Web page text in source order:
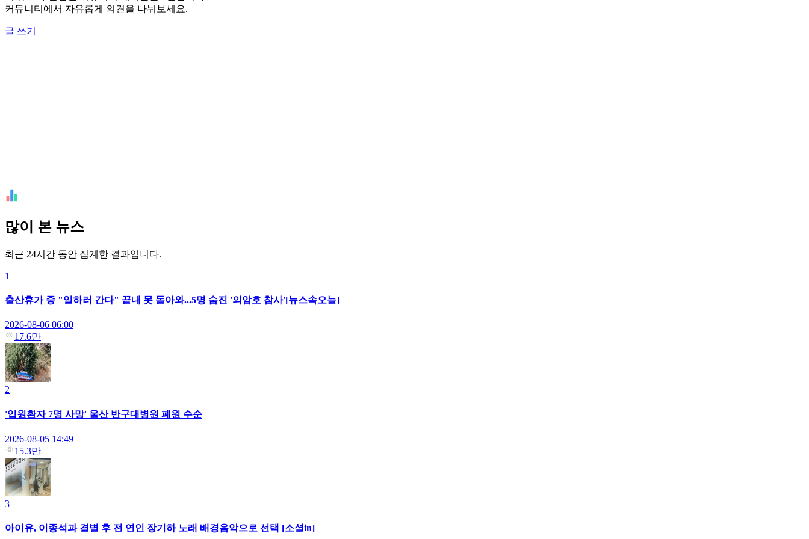
커뮤니티에서 자유롭게 의견을 나눠보세요.
글 쓰기
많이 본 뉴스
최근 24시간 동안 집계한 결과입니다.
1
출산휴가 중 "일하러 간다" 끝내 못 돌아와...5명 숨진 '의암호 참사'[뉴스속오늘]
2026-08-06 06:00
17.6만
2
'입원환자 7명 사망' 울산 반구대병원 폐원 수순
2026-08-05 14:49
15.3만
3
아이유, 이종석과 결별 후 전 연인 장기하 노래 배경음악으로 선택 [소셜in]